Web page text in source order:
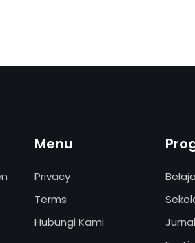
Menu
Privacy
Terms
Hubungi Kami